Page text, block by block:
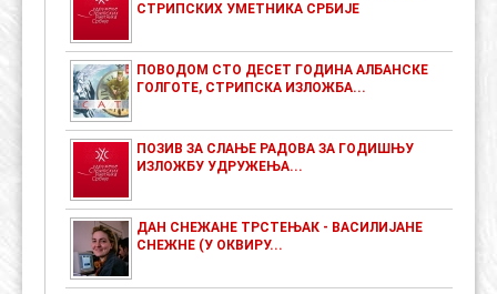
СТРИПСКИХ УМЕТНИКА СРБИЈЕ
ПОВОДОМ СТО ДЕСЕТ ГОДИНА АЛБАНСКЕ
ГОЛГОТЕ, СТРИПСКА ИЗЛОЖБА...
ПОЗИВ ЗА СЛАЊЕ РАДОВА ЗА ГОДИШЊУ
ИЗЛОЖБУ УДРУЖЕЊА...
ДАН СНЕЖАНЕ ТРСТЕЊАК - ВАСИЛИЈАНЕ
СНЕЖНЕ (У ОКВИРУ...